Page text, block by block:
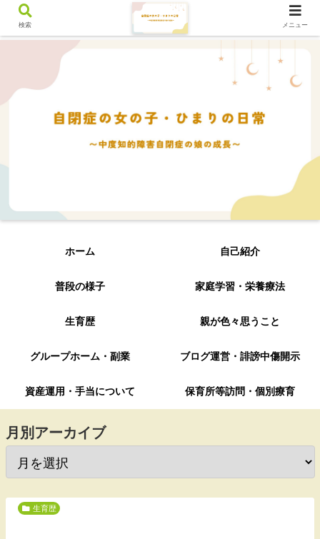
ホーム 自己紹介
普段の様子 家庭学習・栄養療法
生育歴 親が色々思うこと
グループホーム・副業 ブログ運営・誹謗中傷開示
資産運用・手当について 保育所等訪問・個別療育
月別アーカイブ
生育歴
検索 メニュー